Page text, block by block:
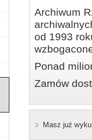
Archiwum
od 1993
Ponad
Zamów
Masz już